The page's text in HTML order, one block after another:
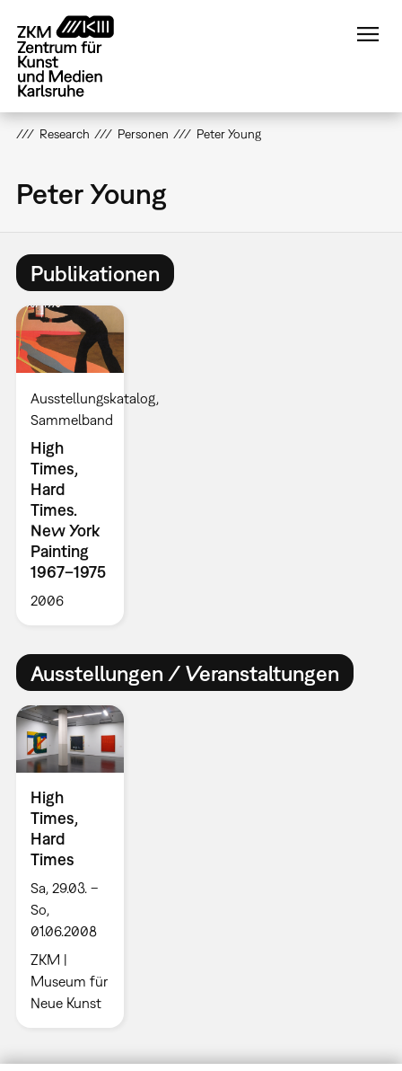
zum
Inhalt
Research Personen Peter Young
Peter Young
Publikationen
Ausstellungskatalog
Sammelband
High
Times,
Hard
Times.
New York
Painting
1967–1975
2006
Ausstellungen / Veranstaltungen
High
Times,
Hard
Times
Sa, 29.03. –
So,
01.06.2008
ZKM |
Museum für
Neue Kunst